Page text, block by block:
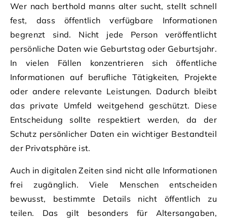
Wer nach berthold manns alter sucht, stellt schnell
fest, dass öffentlich verfügbare Informationen
begrenzt sind. Nicht jede Person veröffentlicht
persönliche Daten wie Geburtstag oder Geburtsjahr.
In vielen Fällen konzentrieren sich öffentliche
Informationen auf berufliche Tätigkeiten, Projekte
oder andere relevante Leistungen. Dadurch bleibt
das private Umfeld weitgehend geschützt. Diese
Entscheidung sollte respektiert werden, da der
Schutz persönlicher Daten ein wichtiger Bestandteil
der Privatsphäre ist.
Auch in digitalen Zeiten sind nicht alle Informationen
frei zugänglich. Viele Menschen entscheiden
bewusst, bestimmte Details nicht öffentlich zu
teilen. Das gilt besonders für Altersangaben,